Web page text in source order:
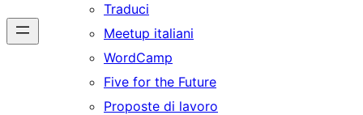
Traduci
Meetup italiani
WordCamp
Five for the Future
Proposte di lavoro